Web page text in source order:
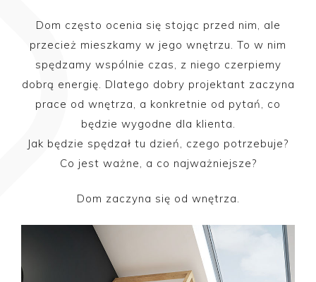
Dom często ocenia się stojąc przed nim, ale
przecież mieszkamy w jego wnętrzu. To w nim
spędzamy wspólnie czas, z niego czerpiemy
dobrą energię. Dlatego dobry projektant zaczyna
prace od wnętrza, a konkretnie od pytań, co
będzie wygodne dla klienta.
Jak będzie spędzał tu dzień, czego potrzebuje?
Co jest ważne, a co najważniejsze?
Dom zaczyna się od wnętrza.